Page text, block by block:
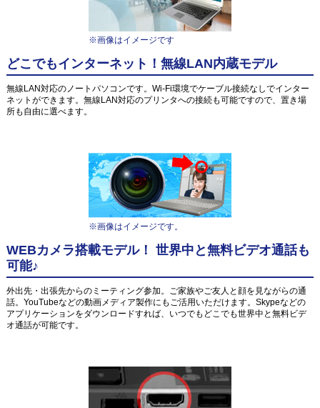
※画像はイメージです
どこでもインターネット！無線LAN内蔵モデル
無線LAN対応のノートパソコンです。Wi-Fi環境でケーブル接続なしでインター
ネットができます。無線LAN対応のプリンタへの接続も可能ですので、置き場
所も自由に選べます。
※画像はイメージです。
WEBカメラ搭載モデル！ 世界中と無料ビデオ通話も
可能♪
外出先・出張先からのミーティング参加。ご家族やご友人と顔を見ながらの通
話。YouTubeなどの動画メディア製作にもご活用いただけます。Skypeなどの
アプリケーションをダウンロードすれば、いつでもどこでも世界中と無料ビデ
オ通話が可能です。